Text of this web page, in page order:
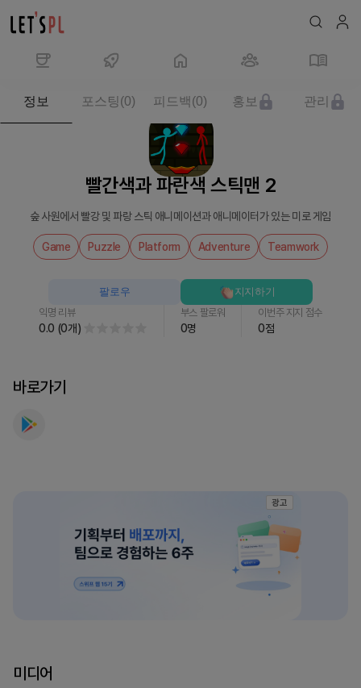
서
빨간색과 파란색 스틱맨 2
숲 사원에서 빨강 및 파랑 스틱 애니메이션과 애니메이터가 있는 미로 게임
Game Puzzle Platform Adventure Teamwork
익명 리뷰
0.0 (0개)
부스 팔로워
0명
이번주 지지 점수
0점
팔로우 지지하기
정보 포스팅(0) 피드백 (0) 홍보 관리
바로가기
광고
미디어